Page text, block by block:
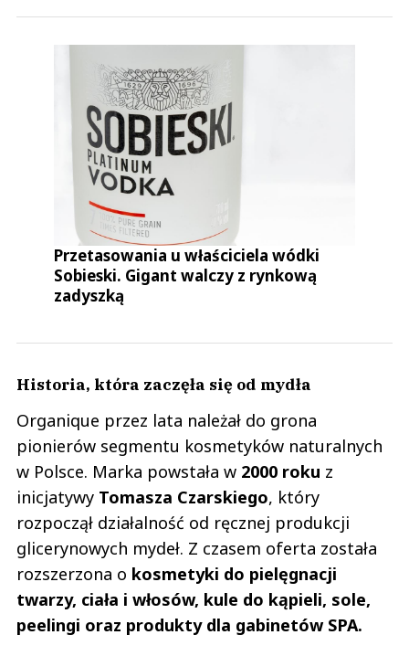
Przetasowania u właściciela wódki
Sobieski. Gigant walczy z rynkową
zadyszką
Historia, która zaczęła się od mydła
Organique przez lata należał do grona
pionierów segmentu kosmetyków naturalnych
w Polsce. Marka powstała w 2000 roku z
inicjatywy Tomasza Czarskiego, który
rozpoczął działalność od ręcznej produkcji
glicerynowych mydeł. Z czasem oferta została
rozszerzona o kosmetyki do pielęgnacji
twarzy, ciała i włosów, kule do kąpieli, sole,
peelingi oraz produkty dla gabinetów SPA.